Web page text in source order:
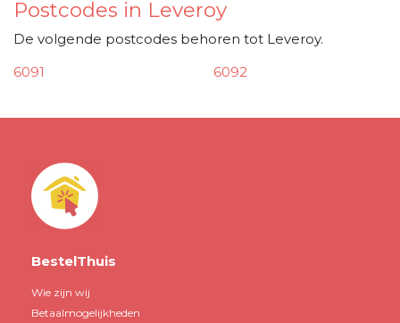
Postcodes in Leveroy
De volgende postcodes behoren tot Leveroy.
6091
6092
BestelThuis
Wie zijn wij
Betaalmogelijkheden